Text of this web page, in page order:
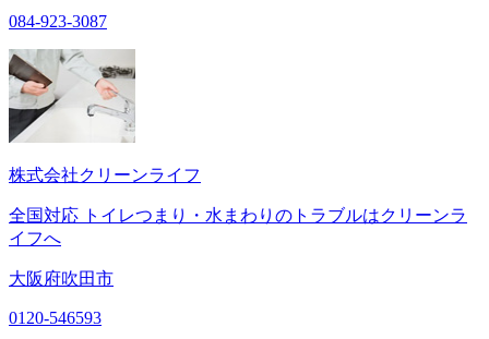
084-923-3087
株式会社クリーンライフ
全国対応 トイレつまり・水まわりのトラブルはクリーンラ
イフへ
大阪府吹田市
0120-546593